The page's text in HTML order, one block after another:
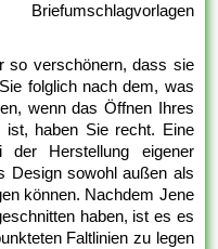
so verschönern, dass sie
folglich nach dem, was
wenn das Öffnen Ihres
ist, haben Sie recht. Eine
der Herstellung eigener
Design sowohl außen als
können. Nachdem Jene
haben, ist es es
Faltlinien zu legen